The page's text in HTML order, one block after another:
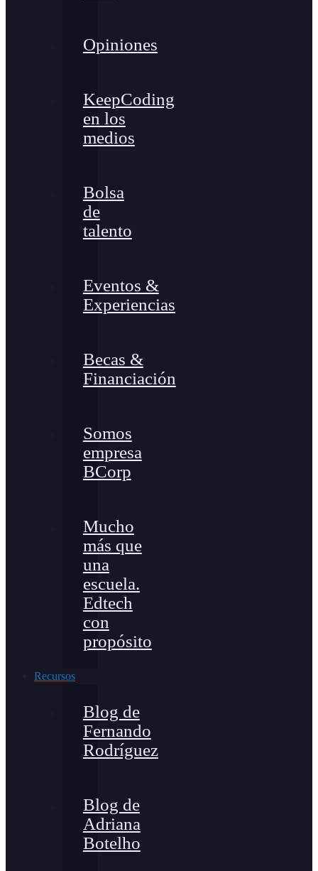
Opiniones
KeepCoding
en los
medios
Bolsa
de
talento
Eventos &
Experiencias
Becas &
Financiación
Somos
empresa
BCorp
Mucho
más que
una
escuela.
Edtech
con
propósito
Recursos
Blog de
Fernando
Rodríguez
Blog de
Adriana
Botelho